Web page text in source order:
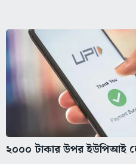
২০০০ টাকার উপর ইউপিআই